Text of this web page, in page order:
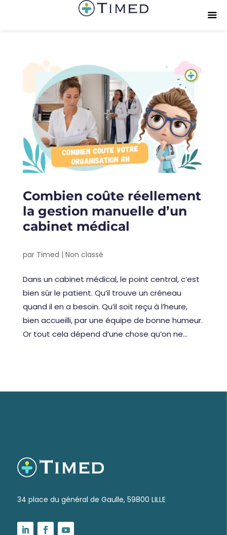
Combien coûte réellement
la gestion manuelle d’un
cabinet médical
par Timed | Non classé
Dans un cabinet médical, le point central, c’est
bien sûr le patient. Qu’il trouve un créneau
quand il en a besoin. Qu’il soit reçu à l’heure,
bien accueilli, par une équipe de bonne humeur.
Or tout cela dépend d’une chose qu’on ne...
34 place du général de Gaulle, 59800 LILLE